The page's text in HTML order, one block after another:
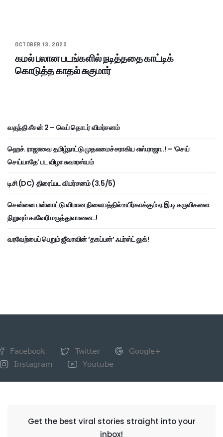
OCTOBER 13, 2020
கமல் பலான படங்களில் நடித்ததை காட்டிக்
கொடுத்த காதல் சுகுமார்
வதந்தி சீசன் 2 – வெப் தொடர் விமர்சனம்
ஹெச். ராஜாவை தமிழ்நாட்டு முதலமைச்சராகிய எஸ்.ராஜா..! – ‘செய்
செய்யாதே’ பட விழா சுவாரஸ்யம்
டிசி (DC) திரைப்பட விமர்சனம் (3.5/5)
சென்னை பன்னாட்டு விமான நிலையத்தில் உயிர்காக்கும் ஏ.இ.டி கருவிகளை
நிறுவும் காவேரி மருத்துவமனை..!
வரவேற்பைப் பெறும் ஜீவாவின் ‘தகப்பன்’ ஃபர்ஸ்ட் லுக்!
Facebook Twitter
Google+
Instagram
Youtube
Get the best viral stories straight into your
inbox!